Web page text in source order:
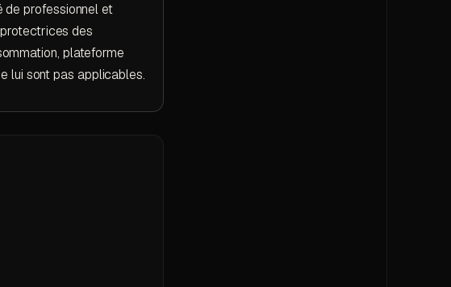
de professionnel et
des
plateforme
lui sont pas applicables.